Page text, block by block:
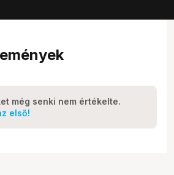
még senki nem értékelte.
első!